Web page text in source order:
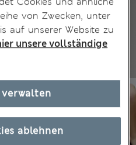
von Zwecken, unter
auf unserer Website zu
unsere vollständige
ablehnen
verwalten